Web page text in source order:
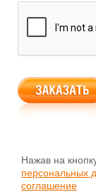
Нажав на
персональных
соглашение